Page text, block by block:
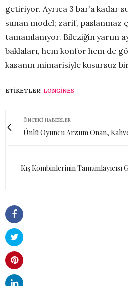
getiriyor. Ayrıca 3 bar’a kadar
sunan model; zarif, paslanmaz
tamamlanıyor. Bileziğin yarım
baklaları, hem konfor hem de
kasanın mimarisiyle kusursuz
ETIKETLER: LONGINES
ÖNCEKI HABERLER
Ünlü Oyuncu Arzum Onan,
Kış Kombinlerinin